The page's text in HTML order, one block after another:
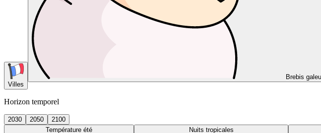
Villes
Brebis
Horizon temporel
2030 2050
2100
Température été
Nuits tropicales